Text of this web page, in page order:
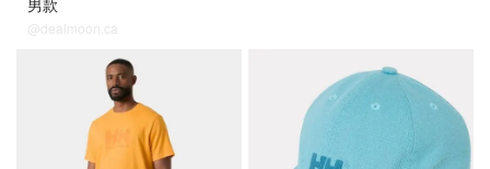
男款
@dealmoon.ca